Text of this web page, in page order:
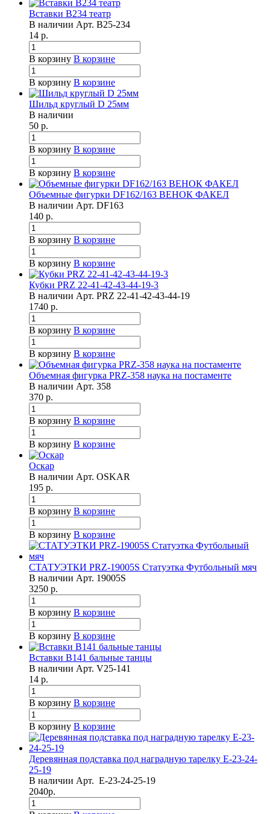
Вставки B234 театр
В наличии Арт. B25-234
14 р.
В корзину В корзине
В корзину В корзине
Шильд круглый D 25мм
В наличии
50 р.
В корзину В корзине
В корзину В корзине
Объемные фигурки DF162/163 ВЕНОК ФАКЕЛ
В наличии Арт. DF163
140 р.
В корзину В корзине
В корзину В корзине
Кубки PRZ 22-41-42-43-44-19-3
В наличии Арт. PRZ 22-41-42-43-44-19
1740 р.
В корзину В корзине
В корзину В корзине
Объемная фигурка PRZ-358 наука на постаменте
В наличии Арт. 358
370 р.
В корзину В корзине
В корзину В корзине
Оскар
В наличии Арт. OSKAR
195 р.
В корзину В корзине
В корзину В корзине
СТАТУЭТКИ PRZ-19005S Статуэтка Футбольный мяч
В наличии Арт. 19005S
3250 р.
В корзину В корзине
В корзину В корзине
Вставки B141 бальные танцы
В наличии Арт. V25-141
14 р.
В корзину В корзине
В корзину В корзине
Деревянная подставка под наградную тарелку Е-23-24-
25-19
В наличии Арт. Е-23-24-25-19
2040р.